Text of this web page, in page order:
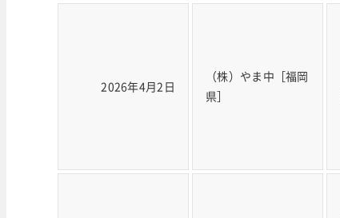
2026年4月2日
（株）やま中［福岡
県］